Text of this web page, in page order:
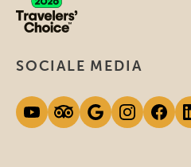
SOCIALE MEDIA